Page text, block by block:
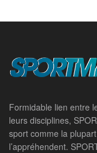
Formidable lien entre
leurs disciplines,
sport comme la
l’appréhendent.